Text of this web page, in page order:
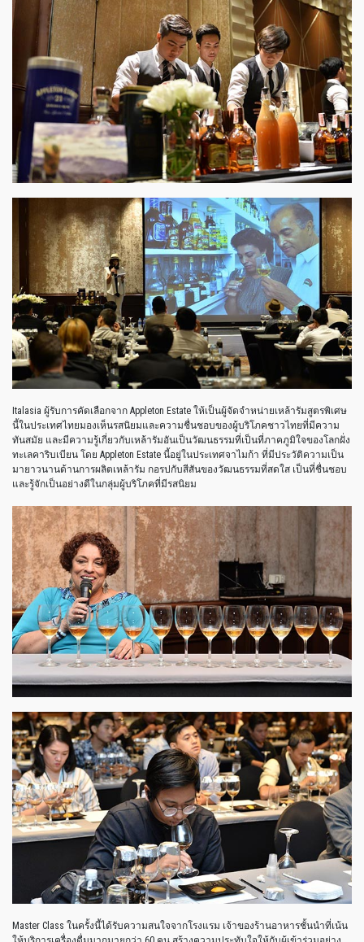
Italasia ผู้รับการคัดเลือกจาก Appleton Estate ให้เป็นผู้จัดจำหน่ายเหล้ารัมสูตรพิเศษ
นี้ในประเทศไทยมองเห็นรสนิยมและความชื่นชอบของผู้บริโภคชาวไทยที่มีความ
ทันสมัย และมีความรู้เกี่ยวกับเหล้ารัมอันเป็นวัฒนธรรมที่เป็นที่ภาคภูมิใจของโลกฝั่ง
ทะเลคาริบเบียน โดย Appleton Estate นี้อยู่ในประเทศจาไมก้า ที่มีประวัติความเป็น
มายาวนานด้านการผลิตเหล้ารัม กอรปกับสีสันของวัฒนธรรมที่สดใส เป็นที่ชื่นชอบ
และรู้จักเป็นอย่างดีในกลุ่มผู้บริโภคที่มีรสนิยม
Master Class ในครั้งนี้ได้รับความสนใจจากโรงแรม เจ้าของร้านอาหารชั้นนำที่เน้น